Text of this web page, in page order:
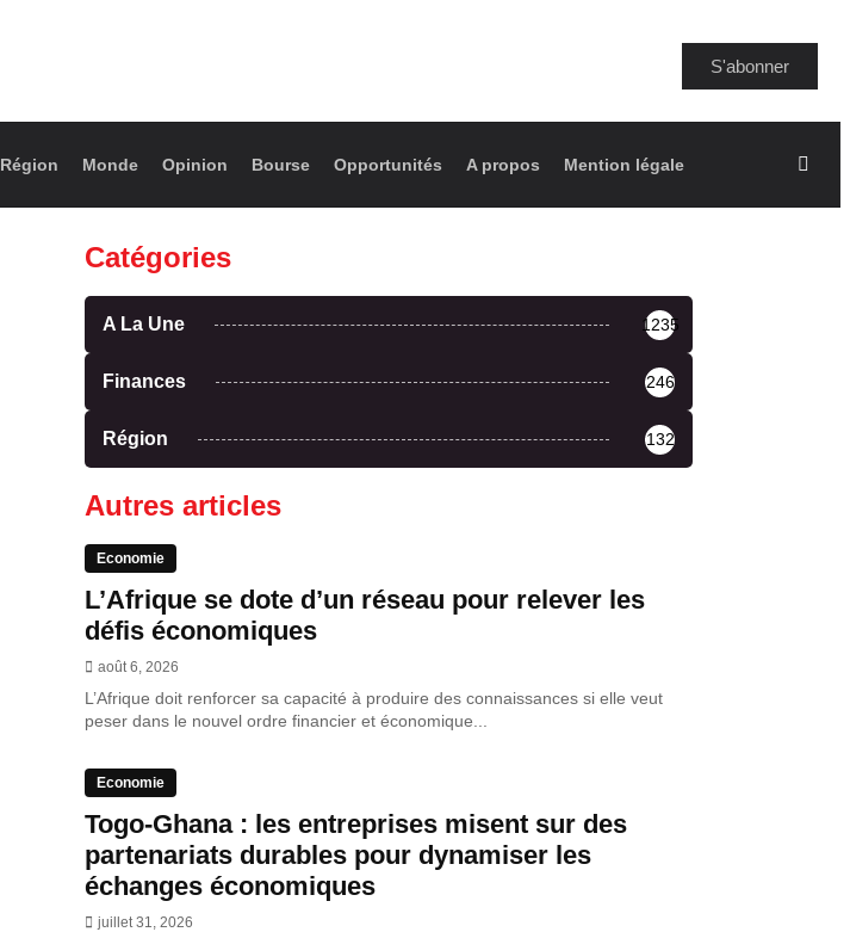
S'abonner
Région Monde Opinion Bourse Opportunités A propos Mention légale
Catégories
A La Une 1235
Finances 246
Région 132
Autres articles
Economie
L’Afrique se dote d’un réseau pour relever les
défis économiques
août 6, 2026
L’Afrique doit renforcer sa capacité à produire des connaissances si elle veut
peser dans le nouvel ordre financier et économique...
Economie
Togo-Ghana : les entreprises misent sur des
partenariats durables pour dynamiser les
échanges économiques
juillet 31, 2026